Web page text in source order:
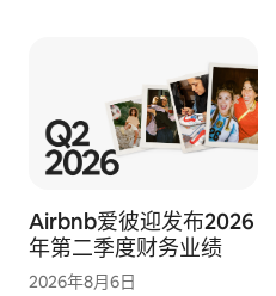
Airbnb爱彼迎发布2026
年第二季度财务业绩
2026年8月6日